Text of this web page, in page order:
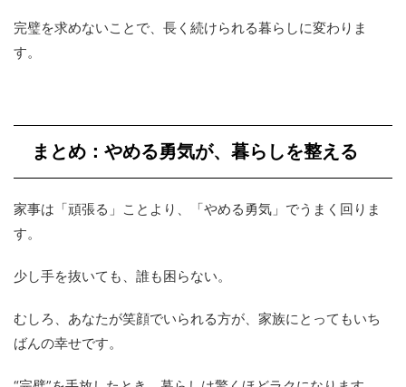
完璧を求めないことで、長く続けられる暮らしに変わりま
す。
まとめ：やめる勇気が、暮らしを整える
家事は「頑張る」ことより、「やめる勇気」でうまく回りま
す。
少し手を抜いても、誰も困らない。
むしろ、あなたが笑顔でいられる方が、家族にとってもいち
ばんの幸せです。